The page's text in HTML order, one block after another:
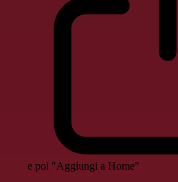
e poi "Aggiungi a Home"